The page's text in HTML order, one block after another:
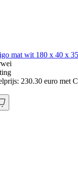
mat wit 180 x 40 x
230.30 euro met